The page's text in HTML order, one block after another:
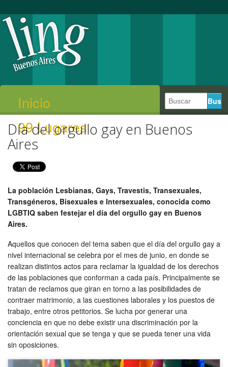
Inicio
99 Lugares
Día del orgullo gay en Buenos
Aires
La población Lesbianas, Gays, Travestis, Transexuales,
Transgéneros, Bisexuales e Intersexuales, conocida como
LGBTIQ saben festejar el día del orgullo gay en Buenos
Aires.
Aquellos que conocen del tema saben que el día del orgullo gay a
nivel internacional se celebra por el mes de junio, en donde se
realizan distintos actos para reclamar la igualdad de los derechos
de las poblaciones que conforman a cada país. Principalmente se
tratan de reclamos que giran en torno a las posibilidades de
contraer matrimonio, a las cuestiones laborales y los puestos de
trabajo, entre otros petitorios. Se lucha por generar una
conciencia en que no debe existir una discriminación por la
orientación sexual que se tenga y que se pueda tener una vida
sin oposiciones.